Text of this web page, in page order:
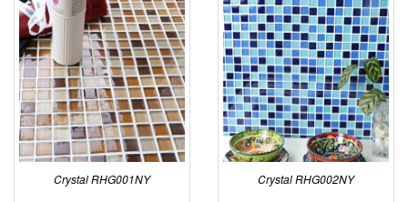
Crystal RHG001NY Crystal RHG002NY